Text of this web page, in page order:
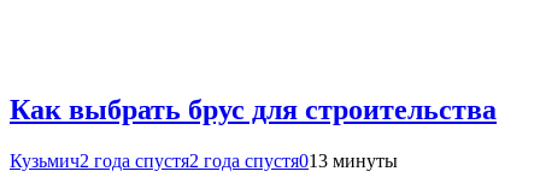
Как выбрать брус для строительства
Кузьмич2 года спустя2 года спустя013 минуты